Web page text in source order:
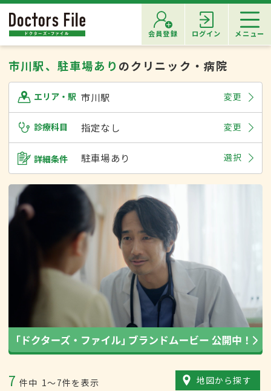
会員登録 ログイン メニュー
市川駅、駐車場あり のクリニック・病院
エリア・駅 市川駅 変更
診療科目 指定なし 変更
詳細条件 駐車場あり 選択
7 件中 1〜7件を表示 地図から探す